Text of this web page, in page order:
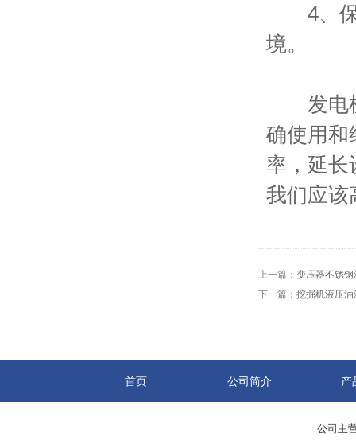
4、保
境。
发电机
确使用和
率，延长
我们应该
上一篇： 变压器不锈
下一篇： 挖掘机液压
首页 公司简介 产
公司主